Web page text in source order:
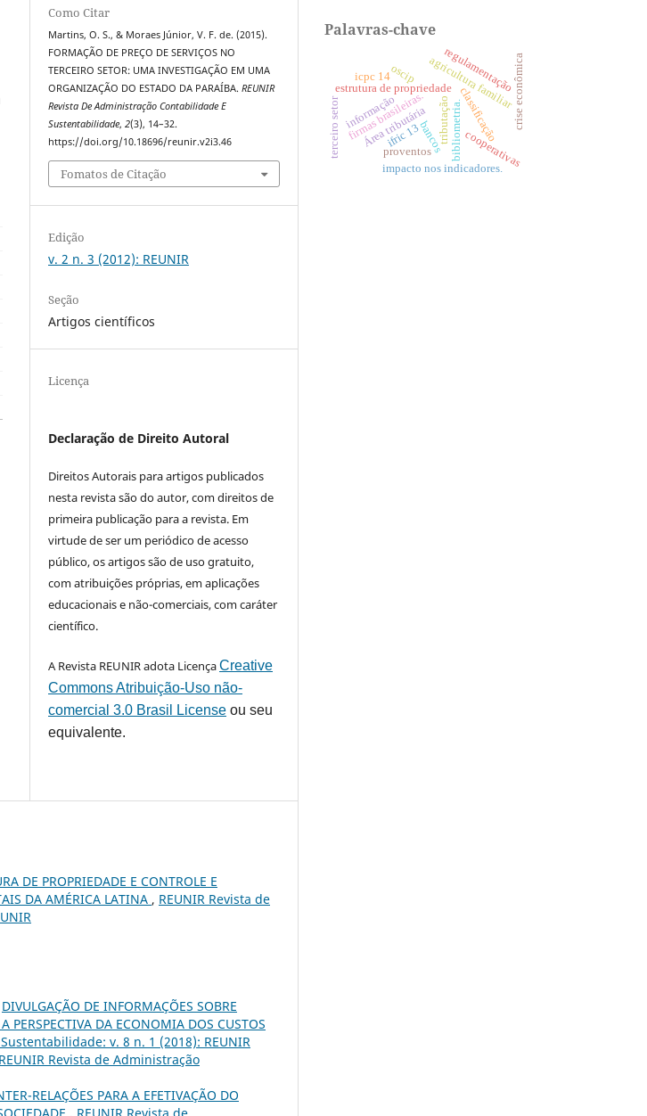
Como Citar
Martins, O. S., & Moraes Júnior, V. F. de. (2015).
FORMAÇÃO DE PREÇO DE SERVIÇOS NO
TERCEIRO SETOR: UMA INVESTIGAÇÃO EM UMA
ORGANIZAÇÃO DO ESTADO DA PARAÍBA.REUNIR
Revista De Administração Contabilidade E
Sustentabilidade,2(3), 14–32.
https://doi.org/10.18696/reunir.v2i3.46
Fomatos de Citação
Edição
v. 2 n. 3 (2012): REUNIR
Seção
Artigos científicos
Licença
Declaração de Direito Autoral
Direitos Autorais para artigos publicados
nesta revista são do autor, com direitos de
primeira publicação para a revista. Em
virtude de ser um periódico de acesso
público, os artigos são de uso gratuito,
com atribuições próprias, em aplicações
educacionais e não-comerciais, com caráter
científico.
A Revista REUNIR adota LicençaCreative
Commons Atribuição-Uso não-
comercial 3.0 Brasil License ou seu
equivalente.
DE PROPRIEDADE E CONTROLE E
DA AMÉRICA LATINA , REUNIR Revista de
DIVULGAÇÃO DE INFORMAÇÕES SOBRE
PERSPECTIVA DA ECONOMIA DOS CUSTOS
v. 8 n. 1 (2018): REUNIR
REUNIR Revista de Administração
RELAÇÕES PARA A EFETIVAÇÃO DO
Palavras-chave
classificação
Área tributária tributação
estrutura de propriedade
firmas brasileiras.
agricultura familiar
bibliometria.
bancos
crise econômica
impacto nos indicadores.
regulamentação
terceiro setor
oscip
ifric 13
icpc 14
cooperativas
proventos
informação